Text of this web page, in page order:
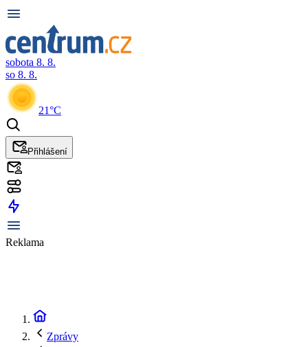
sobota 8. 8.
so 8. 8.
21°C
Přihlášení
Reklama
Zprávy